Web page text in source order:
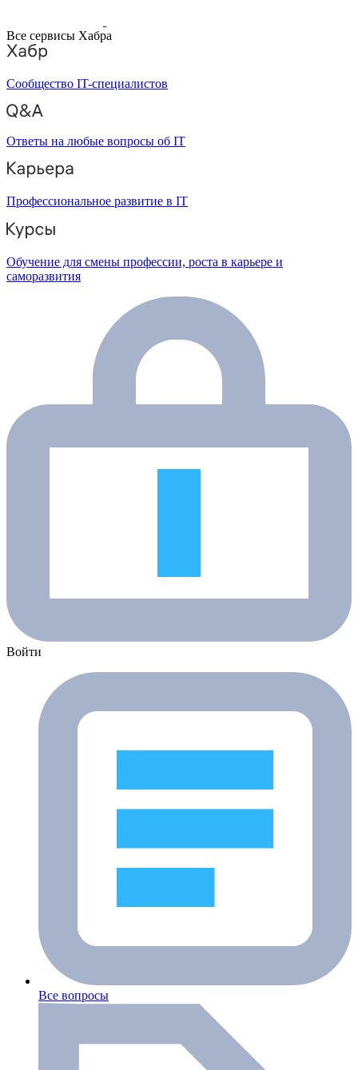
Все сервисы Хабра
Сообщество IT-специалистов
Ответы на любые вопросы об IT
Профессиональное развитие в IT
Обучение для смены профессии, роста в карьере и
саморазвития
Войти
Все вопросы